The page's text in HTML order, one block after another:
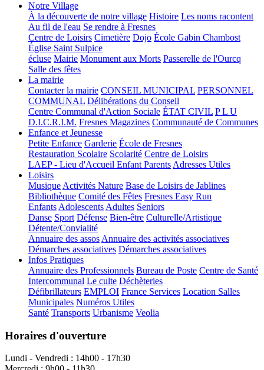
Notre Village
À la découverte de notre village Histoire Les noms racontent
Au fil de l'eau Se rendre à Fresnes
Centre de Loisirs Cimetière Dojo École Gabin Chambost
Église Saint Sulpice
écluse Mairie Monument aux Morts Passerelle de l'Ourcq
Salle des fêtes
La mairie
Contacter la mairie CONSEIL MUNICIPAL PERSONNEL
COMMUNAL Délibérations du Conseil
Centre Communal d'Action Sociale ÉTAT CIVIL P L U
D.I.C.R.I.M. Fresnes Magazines Communauté de Communes
Enfance et Jeunesse
Petite Enfance Garderie École de Fresnes
Restauration Scolaire Scolarité Centre de Loisirs
LAEP - Lieu d'Accueil Enfant Parents Adresses Utiles
Loisirs
Musique Activités Nature Base de Loisirs de Jablines
Bibliothèque Comité des Fêtes Fresnes Easy Run
Enfants Adolescents Adultes Seniors
Danse Sport Défense Bien-être Culturelle/Artistique
Détente/Convialité
Annuaire des assos Annuaire des activités associatives
Démarches associatives Démarches associatives
Infos Pratiques
Annuaire des Professionnels Bureau de Poste Centre de Santé
Intercommunal Le culte Déchèteries
Défibrillateurs EMPLOI France Services Location Salles
Municipales Numéros Utiles
Santé Transports Urbanisme Veolia
Horaires d'ouverture
Lundi - Vendredi : 14h00 - 17h30